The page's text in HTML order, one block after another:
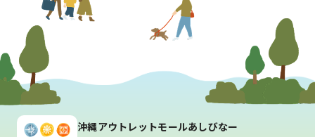
沖縄アウトレットモールあしびなー